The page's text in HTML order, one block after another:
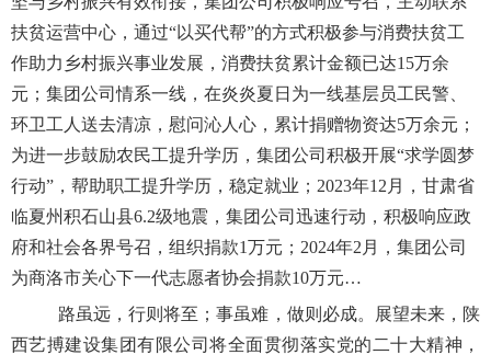
扶贫运营中心，通过“以买代帮”的方式积极参与消费扶贫工
作助力乡村振兴事业发展，消费扶贫累计金额已达15万余
元；集团公司情系一线，在炎炎夏日为一线基层员工民警、
环卫工人送去清凉，慰问沁人心，累计捐赠物资达5万余元；
为进一步鼓励农民工提升学历，集团公司积极开展“求学圆梦
行动”，帮助职工提升学历，稳定就业；2023年12月，甘肃省
临夏州积石山县6.2级地震，集团公司迅速行动，积极响应政
府和社会各界号召，组织捐款1万元；2024年2月，集团公司
为商洛市关心下一代志愿者协会捐款10万元…
路虽远，行则将至；事虽难，做则必成。展望未来，陕
西艺搏建设集团有限公司将全面贯彻落实党的二十大精神，